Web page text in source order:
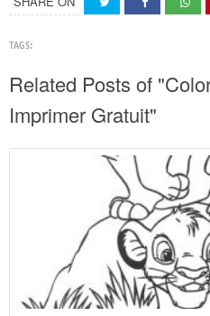
TAGS:
Related Posts of
Imprimer Gratuit"